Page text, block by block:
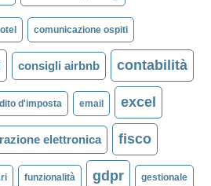
comunicazione ospiti
consigli airbnb contabilità
d'imposta email excel
elettronica fisco
funzionalità gdpr gestionale